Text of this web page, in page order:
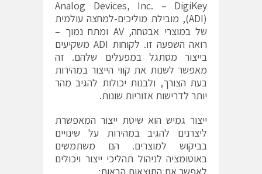
(ADI‏), מובילת מוליכים-למחצה עולמית
של במוצרי אבטחה, AV ומתח נמוך –
רואה השפעה זו. לקוחות ADI משקיעים
בייצור מסתגל במפעלים שלהם. זה
מאפשר לשנות את קווי הייצור במהירות
בעת הצורך, ולבנות יכולות להגיב מהר
יותר לדרישות אזוריות שונות.
ייצור גמיש הוא שיטת ייצור המאפשרת
ליצרנים להגיב במהירות על שינויים
בביקוש למוצרים. הם משתמשים
באוטומציה לניהול תהליכי ייצור ויכולים
לאפשר את התוצאות הבאות: